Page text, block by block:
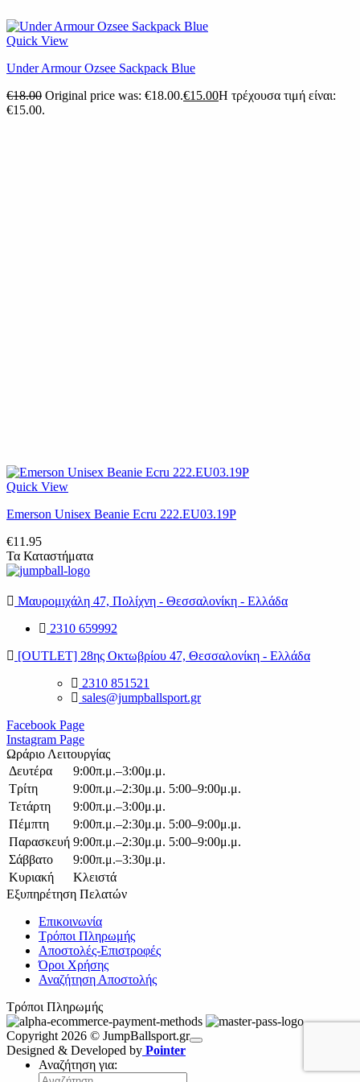
Quick View
Under Armour Ozsee Sackpack Blue
€18.00 Original price was: €18.00.€15.00Η τρέχουσα τιμή είναι:
€15.00.
Quick View
Emerson Unisex Beanie Ecru 222.EU03.19P
€11.95
Τα Καταστήματα
Μαυρομιχάλη 47, Πολίχνη - Θεσσαλονίκη - Ελλάδα
2310 659992
[OUTLET] 28ης Οκτωβρίου 47, Θεσσαλονίκη - Ελλάδα
2310 851521
sales@jumpballsport.gr
Facebook Page
Instagram Page
Ωράριο Λειτουργίας
Δευτέρα
9:00π.μ.–3:00μ.μ.
Τρίτη
9:00π.μ.–2:30μ.μ. 5:00–9:00μ.μ.
Τετάρτη
9:00π.μ.–3:00μ.μ.
Πέμπτη
9:00π.μ.–2:30μ.μ. 5:00–9:00μ.μ.
Παρασκευή 9:00π.μ.–2:30μ.μ. 5:00–9:00μ.μ.
Σάββατο
9:00π.μ.–3:30μ.μ.
Κυριακή
Κλειστά
Εξυπηρέτηση Πελατών
Επικοινωνία
Τρόποι Πληρωμής
Αποστολές-Επιστροφές
Όροι Χρήσης
Αναζήτηση Αποστολής
Τρόποι Πληρωμής
Copyright 2026 © JumpBallsport.gr
Designed & Developed by Pointer
Αναζήτηση για: